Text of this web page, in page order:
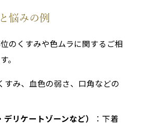
悩みの例
のくすみや色ムラに関するご相
。
すみ、血色の弱さ、口角などの
リケートゾーンなど）
：下着